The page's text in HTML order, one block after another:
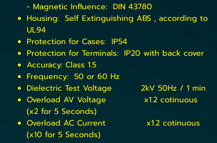
- Magnetic Influence: DIN 43780
Housing: Self Extinguishing ABS , according to
UL94
Protection for Cases: IP54
Protection for Terminals: IP20 with back cover
Accuracy: Class 1.5
Frequency: 50 or 60 Hz
Dielectric Test Voltage 2kV 50Hz / 1 min
Overload AV Voltage x1.2 cotinuous
(x2 for 5 Seconds)
Overload AC Current x1.2 cotinuous
(x10 for 5 Seconds)